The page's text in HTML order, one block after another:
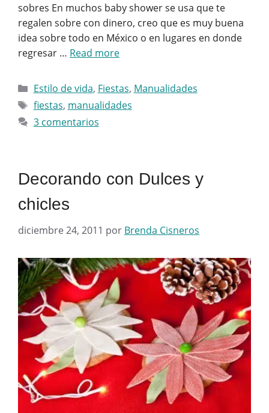
sobres En muchos baby shower se usa que te
regalen sobre con dinero, creo que es muy buena
idea sobre todo en México o en lugares en donde
regresar … Read more
Categorías
Estilo de vida, Fiestas, Manualidades
Etiquetas
fiestas, manualidades
3 comentarios
Decorando con Dulces y
chicles
diciembre 24, 2011 por Brenda Cisneros